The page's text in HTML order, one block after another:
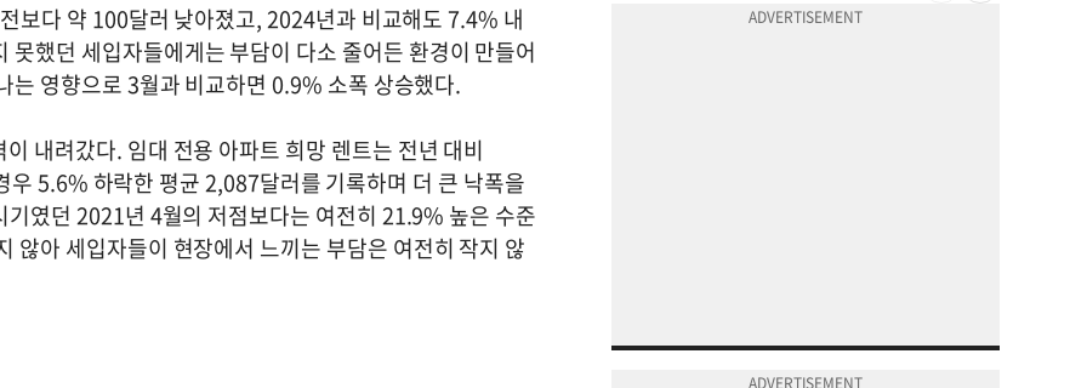
보다 약 100달러 낮아졌고, 2024년과 비교해도 7.4% 내
했던 세입자들에게는 부담이 다소 줄어든 환경이 만들어
는 영향으로 3월과 비교하면 0.9% 소폭 상승했다.
내려갔다. 임대 전용 아파트 희망 렌트는 전년 대비
5.6% 하락한 평균 2,087달러를 기록하며 더 큰 낙폭을
였던 2021년 4월의 저점보다는 여전히 21.9% 높은 수준
않아 세입자들이 현장에서 느끼는 부담은 여전히 작지 않